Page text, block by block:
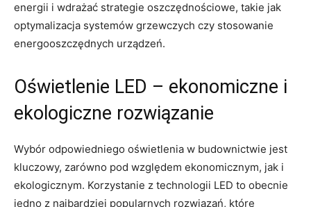
energii ⁢i‍ wdrażać strategie‍ oszczędnościowe, takie jak
optymalizacja systemów grzewczych czy stosowanie
energooszczędnych urządzeń.
Oświetlenie LED – ekonomiczne i
ekologiczne rozwiązanie
Wybór odpowiedniego oświetlenia w budownictwie‌ jest
kluczowy, zarówno pod względem ‍ekonomicznym, jak i
ekologicznym.⁤ Korzystanie z technologii LED to ⁢obecnie
⁤jedno z najbardziej popularnych rozwiązań, które